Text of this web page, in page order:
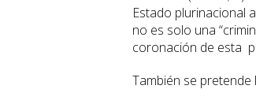
Estado plurinacional
no es solo una
coronación de esta
También se